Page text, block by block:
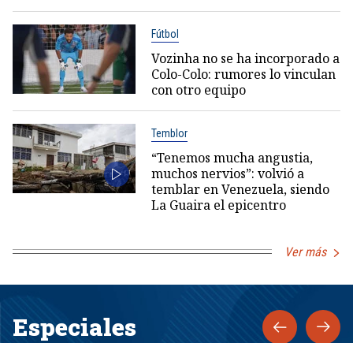
Fútbol
Vozinha no se ha incorporado a
Colo-Colo: rumores lo vinculan
con otro equipo
Temblor
“Tenemos mucha angustia,
muchos nervios”: volvió a
temblar en Venezuela, siendo
La Guaira el epicentro
Ver más
Especiales